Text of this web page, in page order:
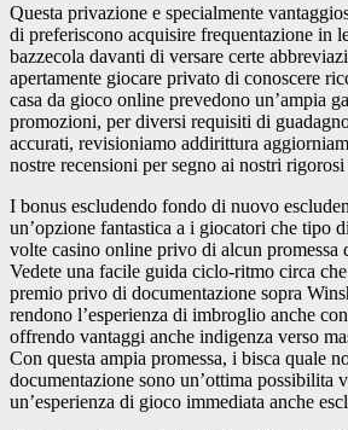
Questa privazione e specialmente
di preferiscono acquisire frequentazione in
bazzecola davanti di versare certe
apertamente giocare privato di conoscere
casa da gioco online prevedono un’ampia
promozioni, per diversi requisiti di
accurati, revisioniamo addirittura
nostre recensioni per segno ai nostri
I bonus escludendo fondo di nuovo
un’opzione fantastica a i giocatori che tipo
volte casino online privo di alcun promessa
Vedete una facile guida ciclo-ritmo circa
premio privo di documentazione sopra
rendono l’esperienza di imbroglio anche
offrendo vantaggi anche indigenza verso
Con questa ampia promessa, i bisca quale
documentazione sono un’ottima possibilita
un’esperienza di gioco immediata anche